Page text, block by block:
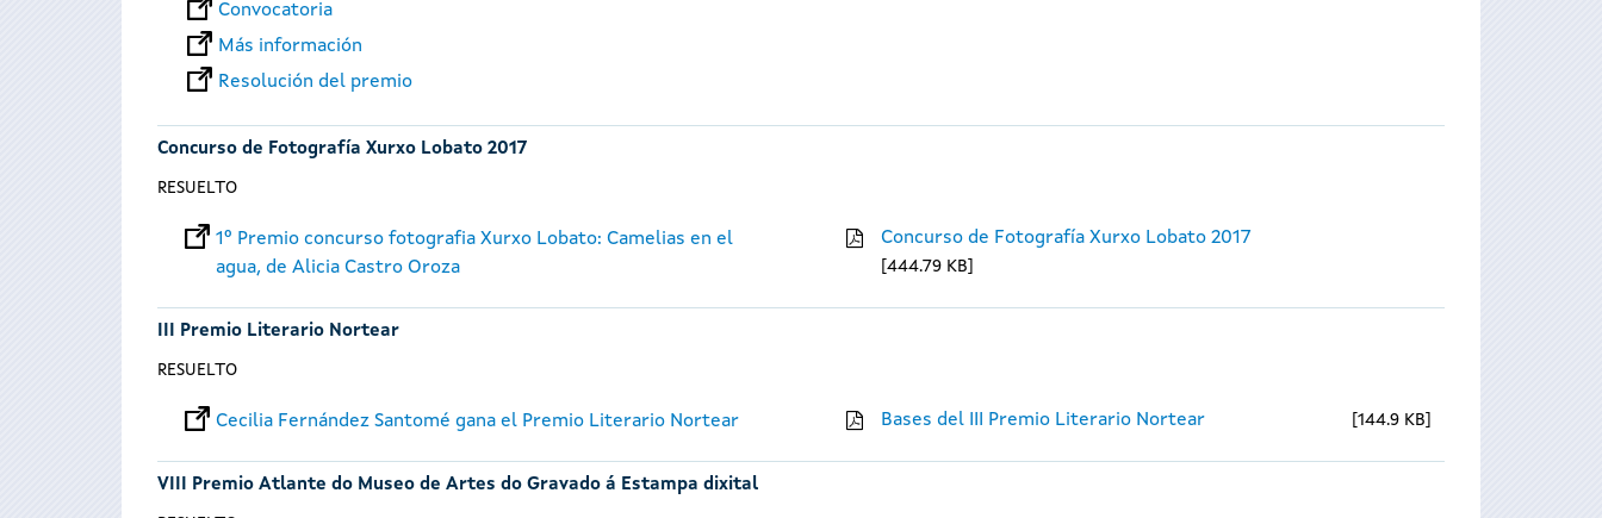
Convocatoria
Más información
Resolución del premio
Concurso de Fotografía Xurxo Lobato 2017
RESUELTO
1º Premio concurso fotografia Xurxo Lobato: Camelias en el
agua, de Alicia Castro Oroza
Concurso de Fotografía Xurxo Lobato 2017
444.79 KB
III Premio Literario Nortear
RESUELTO
Cecilia Fernández Santomé gana el Premio Literario Nortear Bases del III Premio Literario Nortear 144.9 KB
VIII Premio Atlante do Museo de Artes do Gravado á Estampa dixital